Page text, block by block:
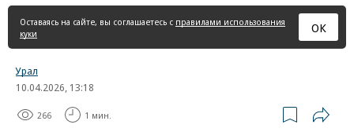
страница
Оставаясь на сайте, вы соглашаетесь с правилами использования
куки
ОК
Урал
10.04.2026, 13:18
266 1 мин.